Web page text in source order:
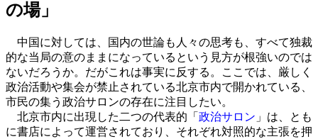
の場」
中国に対しては、国内の世論も人々の思考も、すべて独裁
的な当局の意のままになっているという見方が根強いのでは
ないだろうか。だがこれは事実に反する。ここでは、厳しく
政治活動や集会が禁止されている北京市内で開かれている、
市民の集う政治サロンの存在に注目したい。
北京市内に出現した二つの代表的「 政治サロン 」は、とも
に書店によって運営されており、それぞれ対照的な主張を押